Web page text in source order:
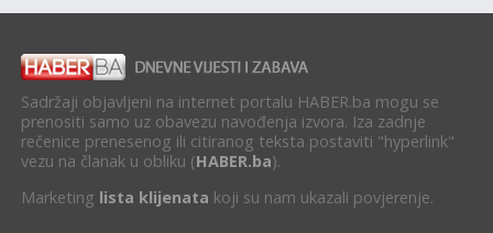
Sadržaji objavljeni na internet portalu HABER.ba mogu se
prenositi samo uz obavezu navođenja izvora. Iza zadnje
rečenice prenesenog ili citiranog teksta postaviti "hyperlink"
vezu na članak u obliku (HABER.ba).
Marketing lista klijenata koji su nam ukazali povjerenje.